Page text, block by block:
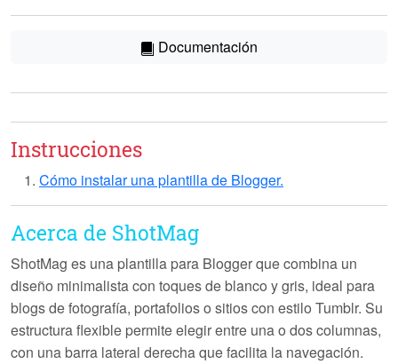
Documentación
Instrucciones
Cómo instalar una plantilla de Blogger.
Acerca de ShotMag
ShotMag es una plantilla para Blogger que combina un
diseño minimalista con toques de blanco y gris, ideal para
blogs de fotografía, portafolios o sitios con estilo Tumblr. Su
estructura flexible permite elegir entre una o dos columnas,
con una barra lateral derecha que facilita la navegación.